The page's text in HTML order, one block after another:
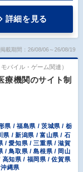
詳細を見る
掲載期間：26/08/06～26/08/19
バイル・ゲーム関連）
療機関のサイト制
県 / 福島県 / 茨城県 / 栃
県 / 新潟県 / 富山県 / 石
/ 愛知県 / 三重県 / 滋賀
/ 鳥取県 / 島根県 / 岡山
知県 / 福岡県 / 佐賀県
縄県